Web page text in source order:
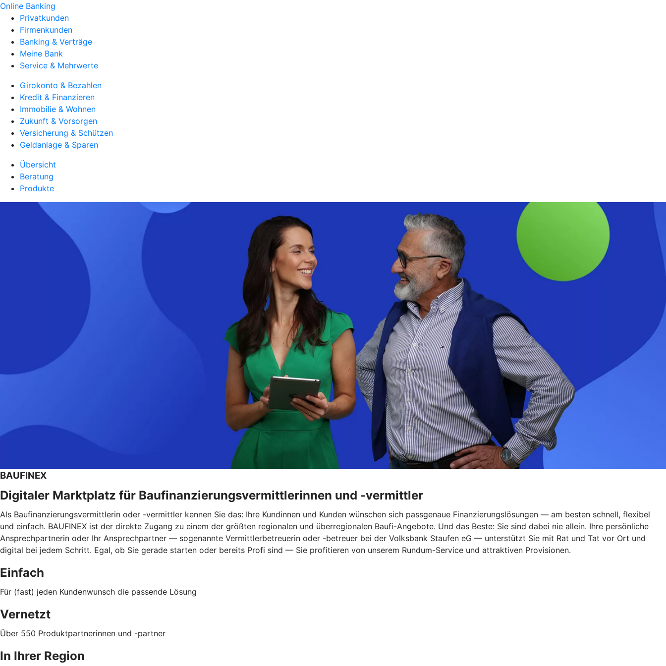
Online Banking
Privatkunden
Firmenkunden
Banking & Verträge
Meine Bank
Service & Mehrwerte
Girokonto & Bezahlen
Kredit & Finanzieren
Immobilie & Wohnen
Zukunft & Vorsorgen
Versicherung & Schützen
Geldanlage & Sparen
Übersicht
Beratung
Produkte
BAUFINEX
Digitaler Marktplatz für Baufinanzierungsvermittlerinnen und -vermittler
Als Baufinanzierungsvermittlerin oder -vermittler kennen Sie das: Ihre Kundinnen und Kunden wünschen sich passgenaue Finanzierungslösungen — am besten schnell, flexibel
und einfach. BAUFINEX ist der direkte Zugang zu einem der größten regionalen und überregionalen Baufi-Angebote. Und das Beste: Sie sind dabei nie allein. Ihre persönliche
Ansprechpartnerin oder Ihr Ansprechpartner — sogenannte Vermittlerbetreuerin oder -betreuer bei der Volksbank Staufen eG — unterstützt Sie mit Rat und Tat vor Ort und
digital bei jedem Schritt. Egal, ob Sie gerade starten oder bereits Profi sind — Sie profitieren von unserem Rundum-Service und attraktiven Provisionen.
Einfach
Für (fast) jeden Kundenwunsch die passende Lösung
Vernetzt
Über 550 Produktpartnerinnen und -partner
In Ihrer Region